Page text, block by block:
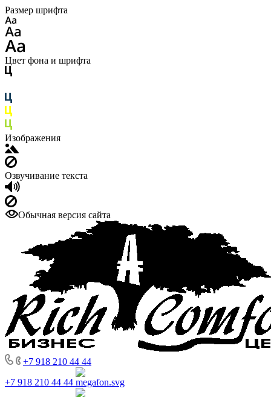
Размер шрифта
Цвет фона и шрифта
Изображения
Озвучивание текста
Обычная версия сайта
+7 918 210 44 44
+7 918 210 44 44